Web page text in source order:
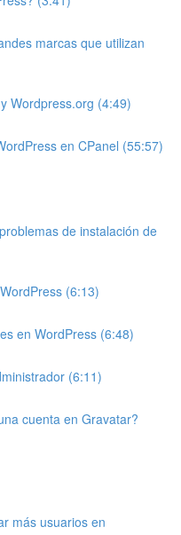
marcas que utilizan
Wordpress.org (4:49)
en CPanel (55:57)
de instalación de
(6:13)
en WordPress (6:48)
(6:11)
cuenta en Gravatar?
más usuarios en